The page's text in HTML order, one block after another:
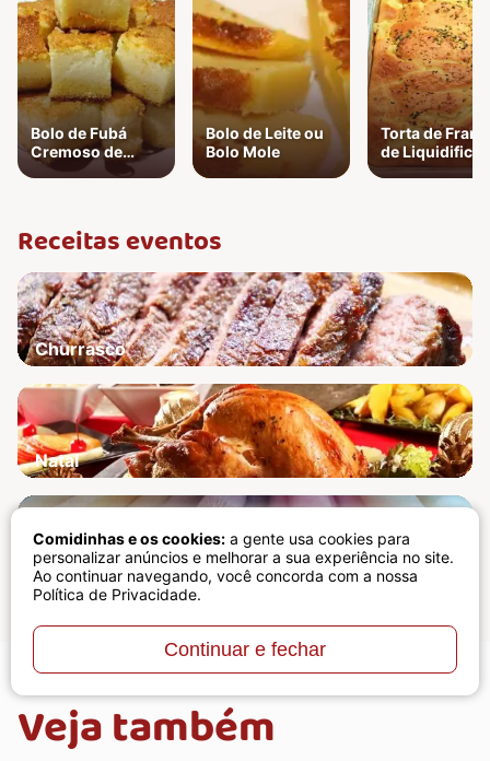
Bolo de Fubá
Cremoso de
Liquidificador
Bolo de Leite ou
Bolo Mole
Torta de
de
Receitas eventos
Churrasco
Natal
Receita para lucrar
Veja também
Comidinhas e os cookies: a gente usa cookies para
personalizar anúncios e melhorar a sua experiência no site.
Ao continuar navegando, você concorda com a nossa
Política de Privacidade.
Continuar e fechar